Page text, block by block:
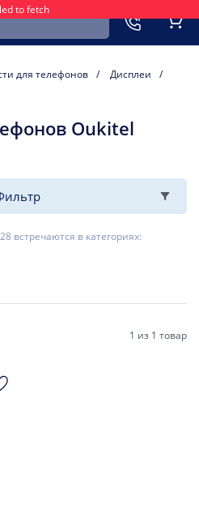
to fetch
мобильного устройства
для телефонов
Дисплеи
Oukitel
встречаются в категориях:
1 из 1 товар